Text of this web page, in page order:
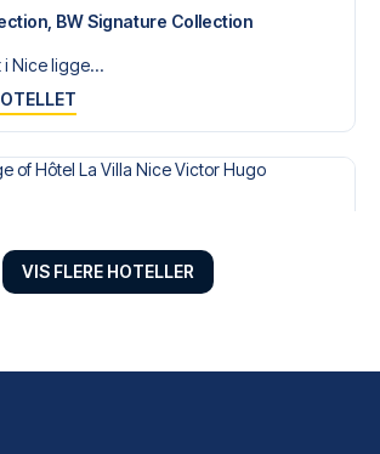
BW Signature Collection
i Nice ligge...
VIS FLERE HOTELLER